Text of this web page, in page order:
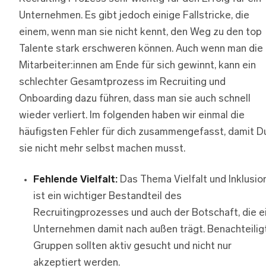
Unternehmen. Es gibt jedoch einige Fallstricke, die
einem, wenn man sie nicht kennt, den Weg zu den top
Talente stark erschweren können. Auch wenn man die
Mitarbeiter:innen am Ende für sich gewinnt, kann ein
schlechter Gesamtprozess im Recruiting und
Onboarding dazu führen, dass man sie auch schnell
wieder verliert. Im folgenden haben wir einmal die
häufigsten Fehler für dich zusammengefasst, damit
sie nicht mehr selbst machen musst.
Fehlende Vielfalt: Das Thema Vielfalt und
ist ein wichtiger Bestandteil des
Recruitingprozesses und auch der Botschaft, die
Unternehmen damit nach außen trägt.
Gruppen sollten aktiv gesucht und nicht nur
akzeptiert werden.